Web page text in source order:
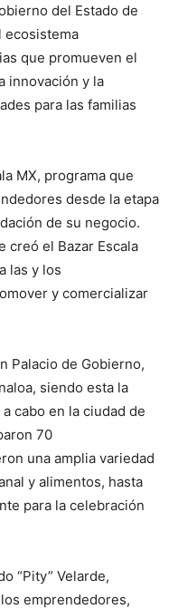
del Estado de
ecosistema
que promueven el
innovación y la
para las familias
MX, programa que
desde la etapa
de su negocio.
creó el Bazar Escala
las y los
y comercializar
Palacio de Gobierno,
siendo esta la
cabo en la ciudad de
70
una amplia variedad
y alimentos, hasta
para la celebración
“Pity” Velarde,
emprendedores,